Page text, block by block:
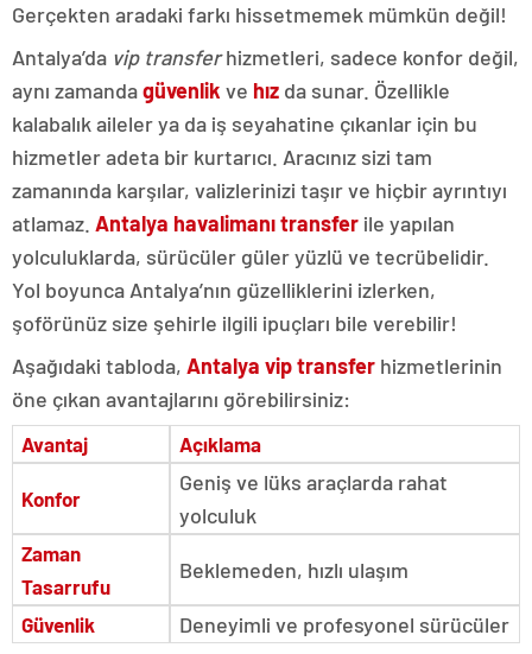
Gerçekten aradaki farkı hissetmemek mümkün değil!
Antalya’da vip transferhizmetleri, sadece konfor değil,
aynı zamandagüvenlik ve hız da sunar. Özellikle
kalabalık aileler ya da iş seyahatine çıkanlar için bu
hizmetler adeta bir kurtarıcı. Aracınız sizi tam
zamanında karşılar, valizlerinizi taşır ve hiçbir ayrıntıyı
atlamaz. Antalya havalimanı transfer ile yapılan
yolculuklarda, sürücüler güler yüzlü ve tecrübelidir.
Yol boyunca Antalya’nın güzelliklerini izlerken,
şoförünüz size şehirle ilgili ipuçları bile verebilir!
Aşağıdaki tabloda, Antalya vip transfer hizmetlerinin
öne çıkan avantajlarını görebilirsiniz:
Avantaj Açıklama
Konfor
Geniş ve lüks araçlarda rahat
yolculuk
Zaman
Tasarrufu
Beklemeden, hızlı ulaşım
Güvenlik
Deneyimli ve profesyonel sürücüler